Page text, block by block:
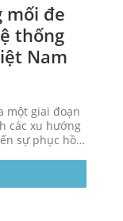
mối đe
thống
Nam
một giai đoạn
các xu hướng
sự phục hồi
lộ ra những
định hướng